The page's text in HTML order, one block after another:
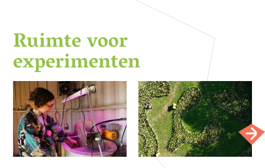
Ruimte voor
experimenten